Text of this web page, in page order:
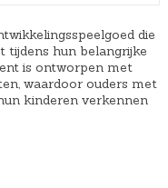
9
.
die
tijdens hun belangrijke
is ontworpen met
waardoor ouders met
kinderen verkennen